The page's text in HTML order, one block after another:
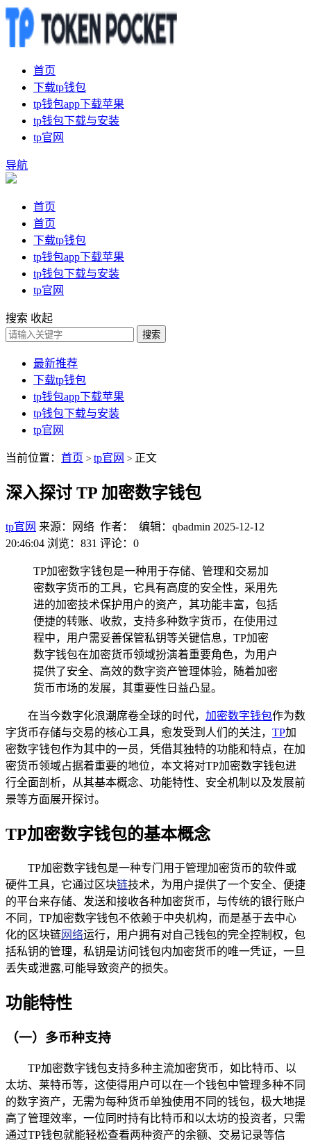
首页
下载tp钱包
tp钱包app下载苹果
tp钱包下载与安装
tp官网
导航
首页
首页
下载tp钱包
tp钱包app下载苹果
tp钱包下载与安装
tp官网
搜索 收起
搜索
最新推荐
下载tp钱包
tp钱包app下载苹果
tp钱包下载与安装
tp官网
当前位置： 首页 > tp官网 > 正文
深入探讨 TP 加密数字钱包
tp官网 来源：网络 作者： 编辑：qbadmin 2025-12-12
20:46:04 浏览：831 评论：0
TP加密数字钱包是一种用于存储、管理和交易加
密数字货币的工具，它具有高度的安全性，采用先
进的加密技术保护用户的资产，其功能丰富，包括
便捷的转账、收款，支持多种数字货币，在使用过
程中，用户需妥善保管私钥等关键信息，TP加密
数字钱包在加密货币领域扮演着重要角色，为用户
提供了安全、高效的数字资产管理体验，随着加密
货币市场的发展，其重要性日益凸显。
在当今数字化浪潮席卷全球的时代， 加密数字钱包作为数
字货币存储与交易的核心工具，愈发受到人们的关注， TP加
密数字钱包作为其中的一员，凭借其独特的功能和特点，在加
密货币领域占据着重要的地位，本文将对TP加密数字钱包进
行全面剖析，从其基本概念、功能特性、安全机制以及发展前
景等方面展开探讨。
TP加密数字钱包的基本概念
TP加密数字钱包是一种专门用于管理加密货币的软件或
硬件工具，它通过区块链技术，为用户提供了一个安全、便捷
的平台来存储、发送和接收各种加密货币，与传统的银行账户
不同，TP加密数字钱包不依赖于中央机构，而是基于去中心
化的区块链网络运行，用户拥有对自己钱包的完全控制权，包
括私钥的管理，私钥是访问钱包内加密货币的唯一凭证，一旦
丢失或泄露,可能导致资产的损失。
功能特性
（一）多币种支持
TP加密数字钱包支持多种主流加密货币，如比特币、以
太坊、莱特币等，这使得用户可以在一个钱包中管理多种不同
的数字资产，无需为每种货币单独使用不同的钱包，极大地提
高了管理效率，一位同时持有比特币和以太坊的投资者，只需
通过TP钱包就能轻松查看两种资产的余额、交易记录等信